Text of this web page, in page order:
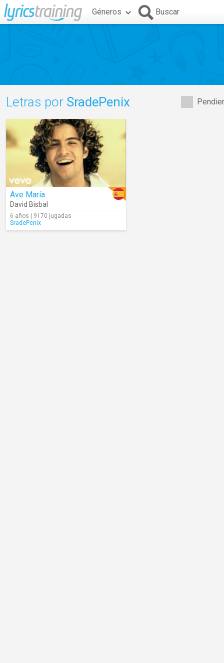
Géneros Buscar
Letras por SradePenix
Ave María
David Bisbal
6 años | 9170 jugadas
SradePenix